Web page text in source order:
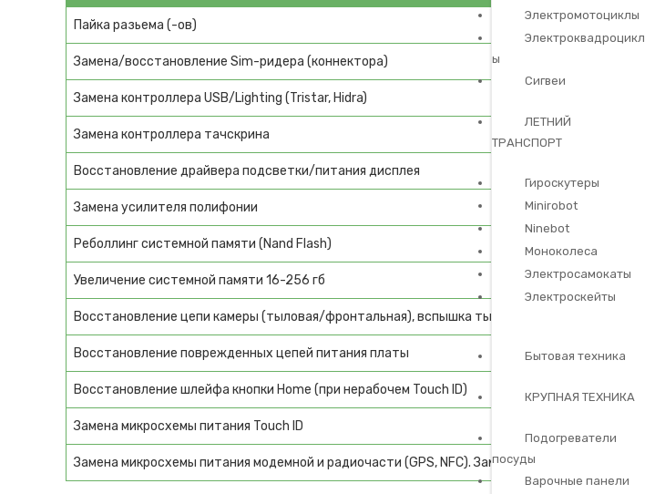
Электромотоциклы
Электроквадроцикл
ы
Сигвеи
ЛЕТНИЙ
ТРАНСПОРТ
Гироскутеры
Minirobot
Ninebot
Моноколеса
Электросамокаты
Электроскейты
Бытовая техника
КРУПНАЯ ТЕХНИКА
Подогреватели
посуды
Варочные панели
Пайка разьема (-ов)
Замена/восстановление Sim-ридера (коннектора)
Замена контроллера USB/Lighting (Tristar, Hidra)
Замена контроллера тачскрина
Восстановление драйвера подсветки/питания дисплея
Замена усилителя полифонии
Реболлинг системной памяти (Nand Flash)
Увеличение системной памяти 16-256 гб
Восстановление цепи камеры (тыловая/фронтальная), вспышка тыловой камеры (фонарь)
Восстановление поврежденных цепей питания платы
Восстановление шлейфа кнопки Home (при нерабочем Touch ID)
Замена микросхемы питания Touch ID
Замена микросхемы питания модемной и радиочасти (GPS, NFC). Замена трансивера